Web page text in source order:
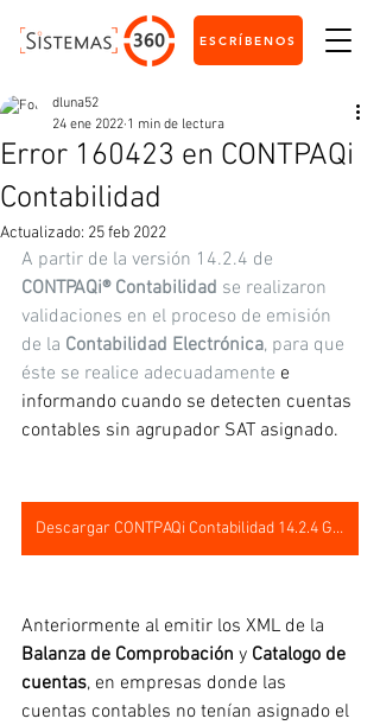
ESCRÍBENOS
Error 160423 en CONTPAQi
Contabilidad
dluna52
24 ene 2022 1 min de lectura
Actualizado: 25 feb 2022
A partir de la versión 14.2.4 de
CONTPAQi® Contabilidad se realizaron
validaciones en el proceso de emisión
de la Contabilidad Electrónica, para que
éste se realice adecuadamente e
informando cuando se detecten cuentas
contables sin agrupador SAT asignado.
Descargar CONTPAQi Contabilidad 14.2.4 Gratis
Anteriormente al emitir los XML de la
Balanza de Comprobación y Catalogo de
cuentas, en empresas donde las
cuentas contables no tenían asignado el